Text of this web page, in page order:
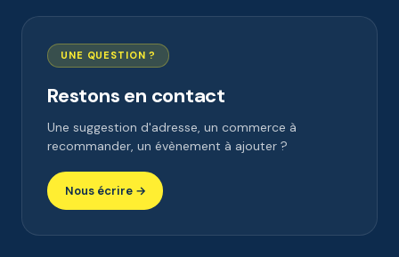
UNE QUESTION ?
Restons en contact
Une suggestion d'adresse, un commerce à
recommander, un évènement à ajouter ?
Nous écrire →